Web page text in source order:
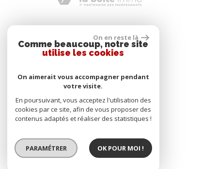
Adhérents
Se connecter
On en reste là
Comme beaucoup, notre site
utilise les cookies
On aimerait vous accompagner pendant
votre visite.
En poursuivant, vous acceptez l'utilisation des
cookies par ce site, afin de vous proposer des
contenus adaptés et réaliser des statistiques !
PARAMÉTRER OK POUR MOI !